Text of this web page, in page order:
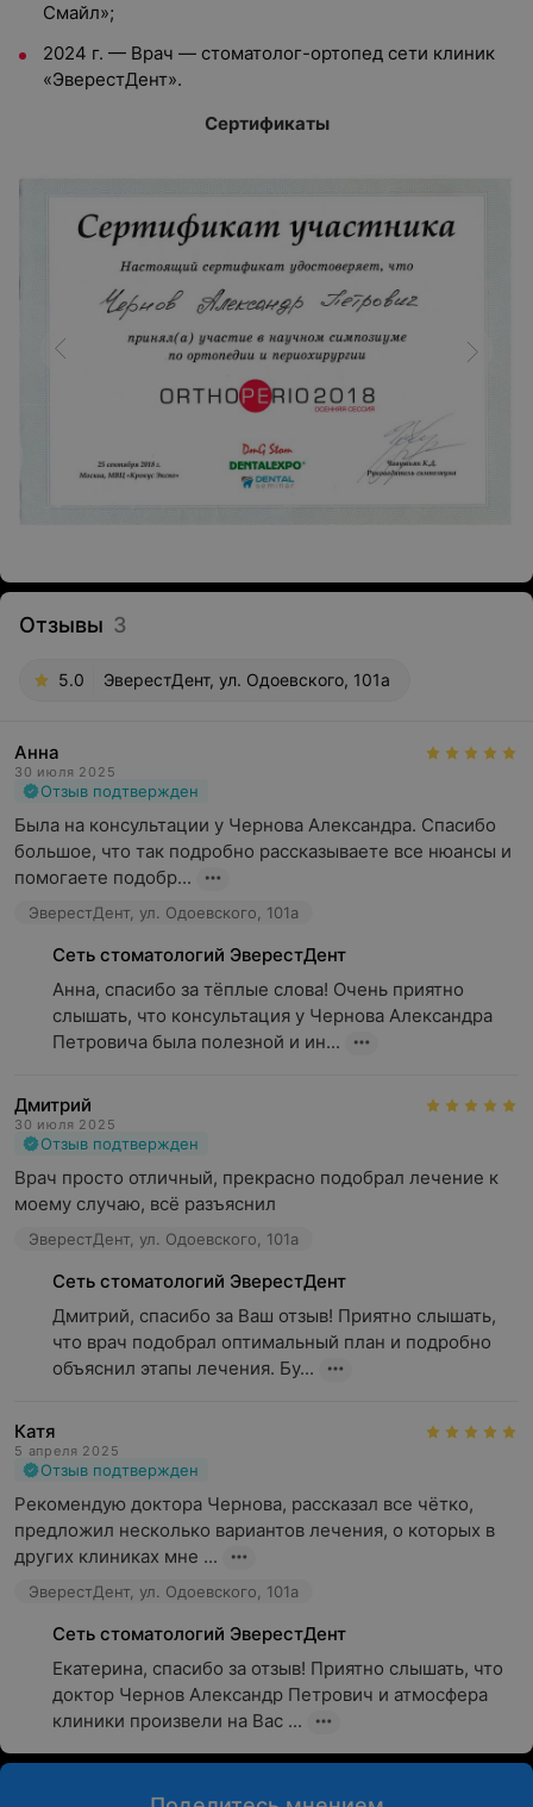
Смайл»;
2024 г. — Врач — стоматолог-ортопед сети клиник
«ЭверестДент».
Сертификаты
Отзывы 3
5.0 ЭверестДент, ул. Одоевского, 101а
Анна
30 июля 2025
Отзыв подтвержден
Была на консультации у Чернова Александра. Спасибо
большое, что так подробно рассказываете все нюансы и
помогаете подобр...
ЭверестДент, ул. Одоевского, 101а
Сеть стоматологий ЭверестДент
Анна, спасибо за тёплые слова! Очень приятно
слышать, что консультация у Чернова Александра
Петровича была полезной и ин...
Дмитрий
30 июля 2025
Отзыв подтвержден
Врач просто отличный, прекрасно подобрал лечение к
моему случаю, всё разъяснил
ЭверестДент, ул. Одоевского, 101а
Сеть стоматологий ЭверестДент
Дмитрий, спасибо за Ваш отзыв! Приятно слышать,
что врач подобрал оптимальный план и подробно
объяснил этапы лечения. Бу...
Катя
5 апреля 2025
Отзыв подтвержден
Рекомендую доктора Чернова, рассказал все чётко,
предложил несколько вариантов лечения, о которых в
других клиниках мне ...
ЭверестДент, ул. Одоевского, 101а
Сеть стоматологий ЭверестДент
Екатерина, спасибо за отзыв! Приятно слышать, что
доктор Чернов Александр Петрович и атмосфера
клиники произвели на Вас ...